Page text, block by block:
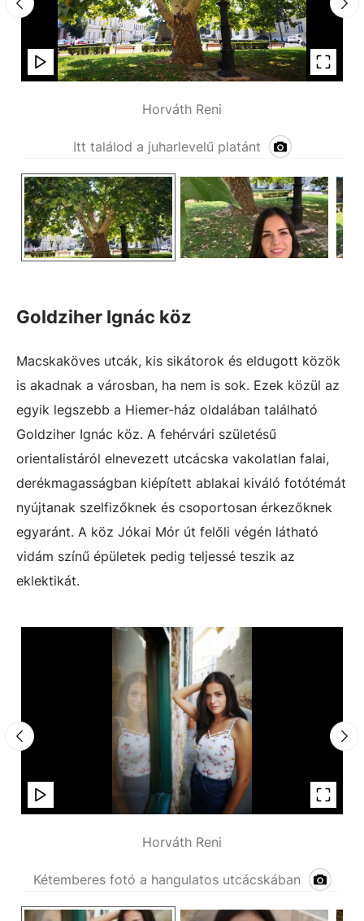
Horváth Reni
Itt találod a juharlevelű platánt
Goldziher Ignác köz
Macskaköves utcák, kis sikátorok és eldugott közök
is akadnak a városban, ha nem is sok. Ezek közül az
egyik legszebb a Hiemer-ház oldalában található
Goldziher Ignác köz. A fehérvári születésű
orientalistáról elnevezett utcácska vakolatlan falai,
derékmagasságban kiépített ablakai kiváló fotótémát
nyújtanak szelfizőknek és csoportosan érkezőknek
egyaránt. A köz Jókai Mór út felőli végén látható
vidám színű épületek pedig teljessé teszik az
eklektikát.
Horváth Reni
Kétemberes fotó a hangulatos utcácskában